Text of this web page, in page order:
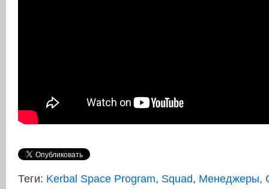
Теги: Kerbal Space Program, Squad, Менеджеры,